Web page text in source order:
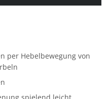
per Hebelbewegung von
spielend leicht